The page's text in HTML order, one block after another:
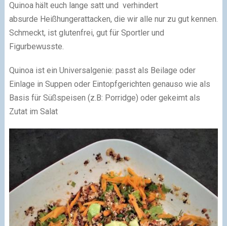
Quinoa hält euch lange satt und verhindert
absurde Heißhungerattacken, die wir alle nur zu gut kennen.
Schmeckt, ist glutenfrei, gut für Sportler und
Figurbewusste.
Quinoa ist ein Universalgenie: passt als Beilage oder
Einlage in Suppen oder Eintopfgerichten genauso wie als
Basis für Süßspeisen (z.B: Porridge) oder gekeimt als
Zutat im Salat